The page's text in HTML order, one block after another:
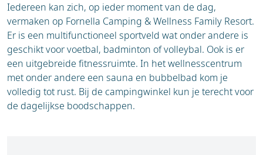
Iedereen kan zich, op ieder moment van de dag,
vermaken op Fornella Camping & Wellness Family Resort.
Er is een multifunctioneel sportveld wat onder andere is
geschikt voor voetbal, badminton of volleybal. Ook is er
een uitgebreide fitnessruimte. In het wellnesscentrum
met onder andere een sauna en bubbelbad kom je
volledig tot rust. Bij de campingwinkel kun je terecht voor
de dagelijkse boodschappen.